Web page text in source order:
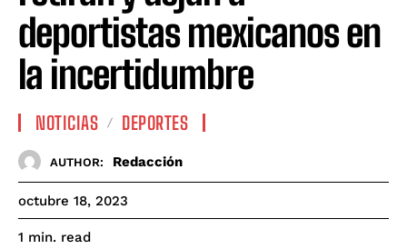
deportistas mexicanos en
la incertidumbre
NOTICIAS DEPORTES
AUTHOR: Redacción
octubre 18, 2023
1 min. read